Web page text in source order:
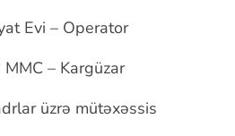
Evi – Operator
MMC – Kargüzar
üzrə mütəxəssis